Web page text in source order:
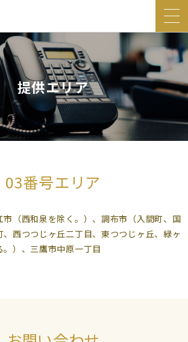
提供エリア
03番号エリア
（西和泉を除く。）、調布市（入間町、国
西つつじヶ丘二丁目、東つつじヶ丘、緑ヶ
）、三鷹市中原一丁目